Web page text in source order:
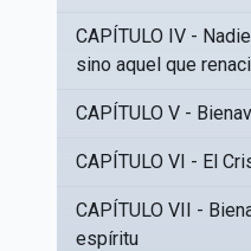
CAPÍTULO IV -
sino aquel que
CAPÍTULO V -
CAPÍTULO VI - El
CAPÍTULO VII -
espíritu